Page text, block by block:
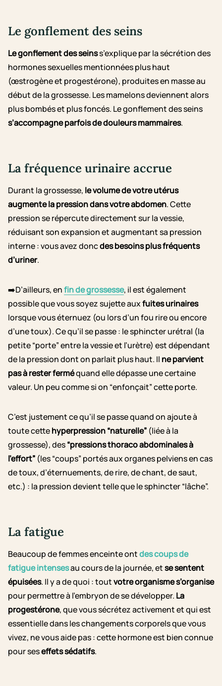
Le gonflement des seins
Le gonflement des seinss’explique par la sécrétion des
hormones sexuelles mentionnées plus haut
(œstrogène et progestérone), produites en masse au
début de la grossesse. Les mamelons deviennent alors
plus bombés et plus foncés. Le gonflement des seins
s’accompagne parfois de douleurs mammaires.
La fréquence urinaire accrue
Durant la grossesse, le volume de votre utérus
augmente la pression dans votre abdomen. Cette
pression se répercute directement sur la vessie,
réduisant son expansion et augmentant sa pression
interne : vous avez doncdes besoins plus fréquents
d’uriner.
➡️D’ailleurs, enfin de grossesse, il est également
possible que vous soyez sujette auxfuites urinaires
lorsque vous éternuez (ou lors d’un fou rire ou encore
d’une toux). Ce qu’il se passe : le sphincter urétral (la
petite “porte” entre la vessie et l’urètre) est dépendant
de la pression dont on parlait plus haut. Il ne parvient
pas à rester ferméquand elle dépasse une certaine
valeur. Un peu comme si on “enfonçait” cette porte.
C’est justement ce qu’il se passe quand on ajoute à
toute cettehyperpression “naturelle” (liée à la
grossesse), des“pressions thoraco abdominales à
l’effort” (les “coups” portés aux organes pelviens en cas
de toux, d’éternuements, de rire, de chant, de saut,
etc.) : la pression devient telle que le sphincter “lâche”.
La fatigue
Beaucoup de femmes enceinte ontdes coups de
fatigue intensesau cours de la journée, etse sentent
épuisées. Il y a de quoi : toutvotre organisme s’organise
pour permettre à l’embryon de se développer. La
progestérone, que vous sécrétez activement et qui est
essentielle dans les changements corporels que vous
vivez, ne vous aide pas : cette hormone est bien connue
pour seseffets sédatifs.